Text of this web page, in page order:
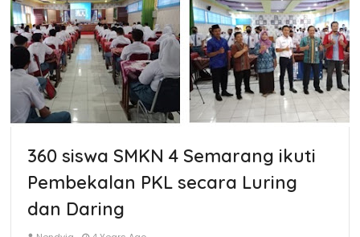
360 siswa SMKN 4 Semarang ikuti
Pembekalan PKL secara Luring
dan Daring